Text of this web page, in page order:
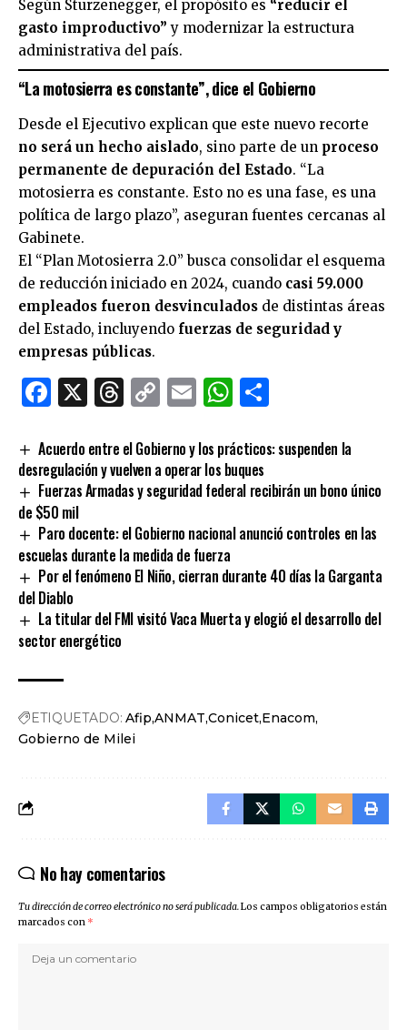
Según Sturzenegger, el propósito es “reducir el
gasto improductivo” y modernizar la estructura
administrativa del país.
“La motosierra es constante”, dice el Gobierno
Desde el Ejecutivo explican que este nuevo recorte
no será un hecho aislado, sino parte de un proceso
permanente de depuración del Estado. “La
motosierra es constante. Esto no es una fase, es una
política de largo plazo”, aseguran fuentes cercanas al
Gabinete.
El “Plan Motosierra 2.0” busca consolidar el esquema
de reducción iniciado en 2024, cuando casi 59.000
empleados fueron desvinculados de distintas áreas
del Estado, incluyendo fuerzas de seguridad y
empresas públicas.
Facebook
X Threads
CopyEmailWhatsApp
Acuerdo entre el Gobierno y los prácticos: suspenden la
desregulación y vuelven a operar los buques
Fuerzas Armadas y seguridad federal recibirán un bono único
de $50 mil
Paro docente: el Gobierno nacional anunció controles en las
escuelas durante la medida de fuerza
Por el fenómeno El Niño, cierran durante 40 días la Garganta
del Diablo
La titular del FMI visitó Vaca Muerta y elogió el desarrollo del
sector energético
ETIQUETADO: Afip ANMAT Conicet Enacom
Gobierno de Milei
No hay comentarios
Tu dirección de correo electrónico no será publicada.Los campos obligatorios están
marcados con *